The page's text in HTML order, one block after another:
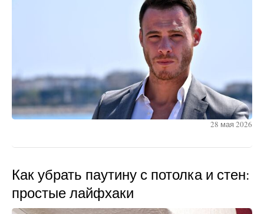
28 мая 2026
Как убрать паутину с потолка и стен:
простые лайфхаки